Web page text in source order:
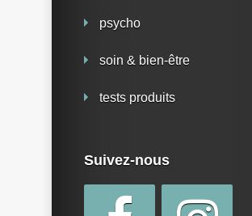
psycho
soin & bien-être
tests produits
Suivez-nous